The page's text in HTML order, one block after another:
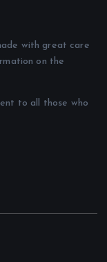
with great care
on the
to all those who